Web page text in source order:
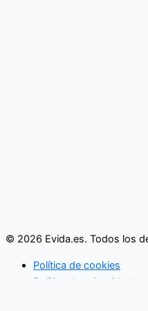
© 2026 Evida.es. Todos los
Política de cookies
Política de privacidad